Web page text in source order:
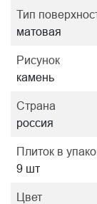
Тип
матовая
Рисунок
камень
Страна
россия
Плиток в
9 шт
Цвет